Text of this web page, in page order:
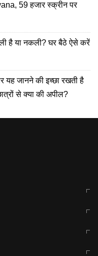
59 हजार स्क्रीन पर
है या नकली? घर बैठे ऐसे करें
जानने की इच्छा रखती है
से क्या की अपील?